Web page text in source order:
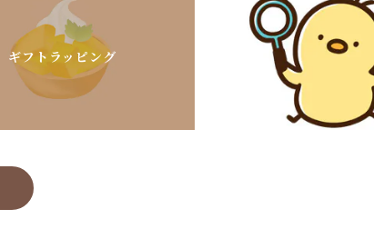
ギフトラッピング